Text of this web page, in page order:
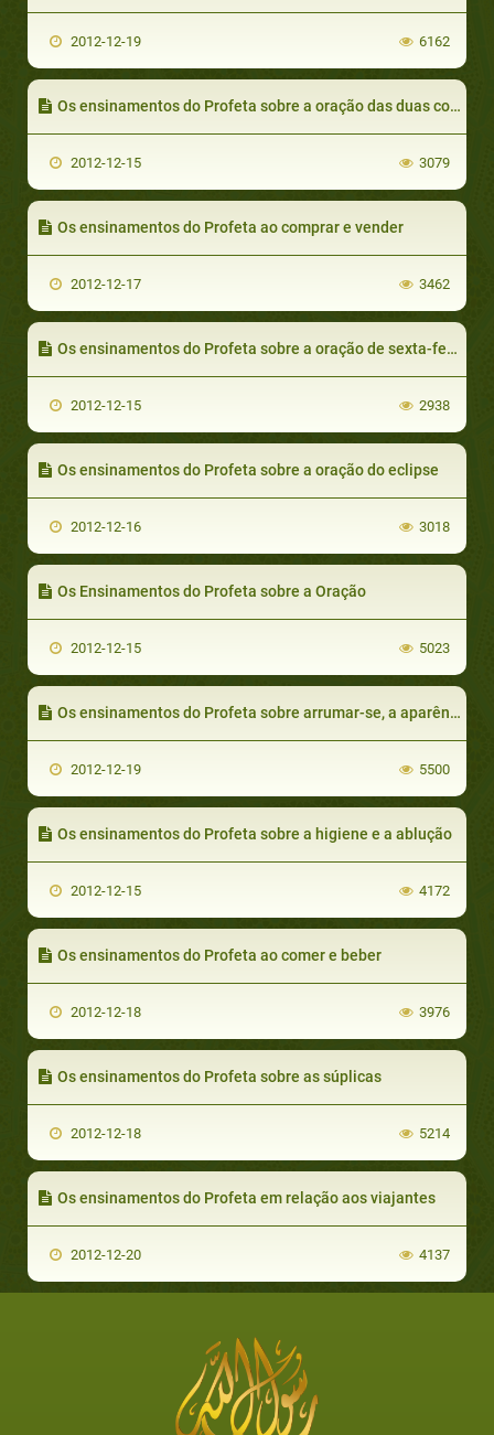
2012-12-19 6162
Os ensinamentos do Profeta sobre a oração das duas comemorações (eid)
2012-12-15 3079
Os ensinamentos do Profeta ao comprar e vender
2012-12-17 3462
Os ensinamentos do Profeta sobre a oração de sexta-feira (al jumu’a)
2012-12-15 2938
Os ensinamentos do Profeta sobre a oração do eclipse
2012-12-16 3018
Os Ensinamentos do Profeta sobre a Oração
2012-12-15 5023
Os ensinamentos do Profeta sobre arrumar-se, a aparência e a vestimenta
2012-12-19 5500
Os ensinamentos do Profeta sobre a higiene e a ablução
2012-12-15 4172
Os ensinamentos do Profeta ao comer e beber
2012-12-18 3976
Os ensinamentos do Profeta sobre as súplicas
2012-12-18 5214
Os ensinamentos do Profeta em relação aos viajantes
2012-12-20 4137